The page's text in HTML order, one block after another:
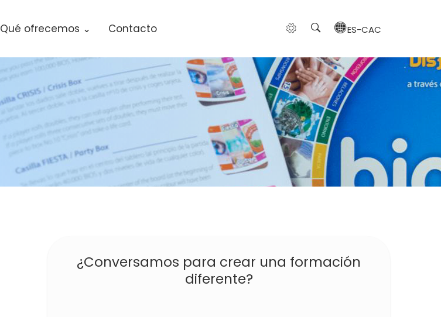
Qué ofrecemos ⌄ Contacto ES-CAC
¿Conversamos para crear una formación
diferente?